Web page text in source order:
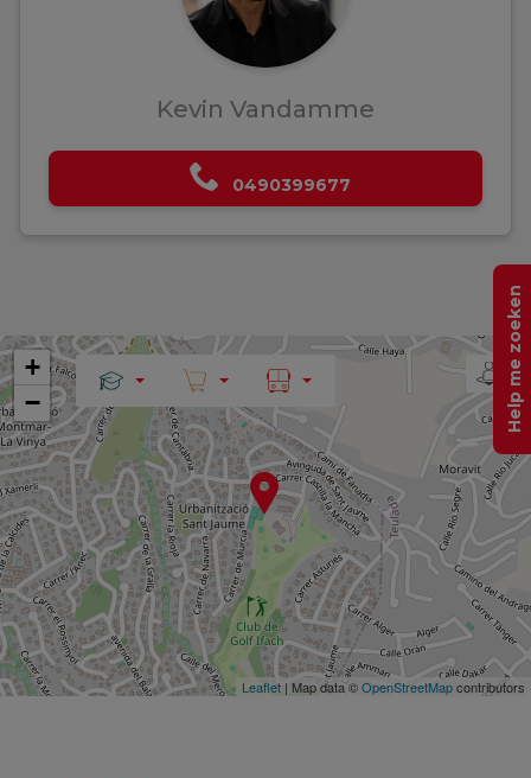
Kevin Vandamme
0490399677
+
−
Leaflet | Map data ©OpenStreetMapcontributors
Help me zoeken